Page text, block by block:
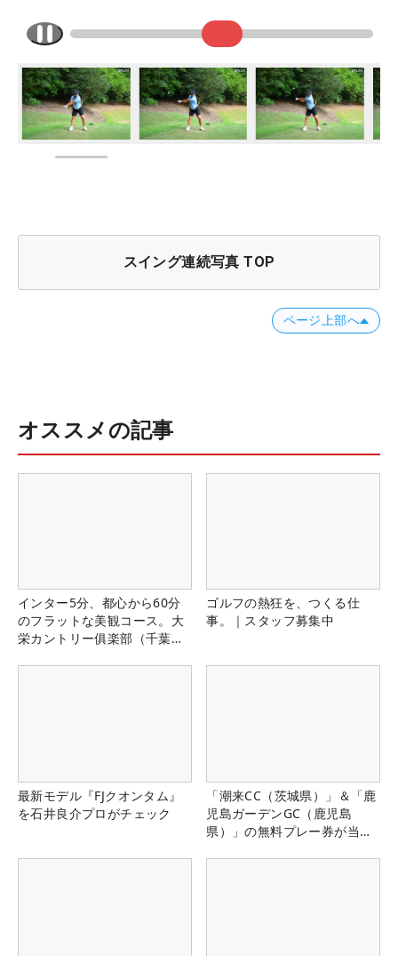
スイング連続写真 TOP
ページ上部へ
オススメの記事
インター5分、都心から60分
のフラットな美観コース。大
栄カントリー俱楽部（千葉
ゴルフの熱狂を、つくる仕
事。｜スタッフ募集中
最新モデル『FJクオンタム』
を石井良介プロがチェック
「潮来CC（茨城県）」＆「鹿
児島ガーデンGC（鹿児島
県）」の無料プレー券が当た